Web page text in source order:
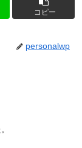
コピー
personalwp